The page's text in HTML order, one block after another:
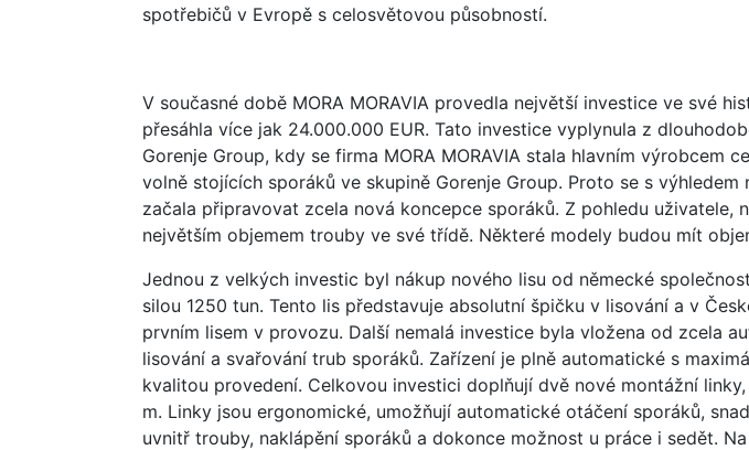
spotřebičů v Evropě s celosvětovou působností.
V současné době MORA MORAVIA provedla největší investice ve své
přesáhla více jak 24.000.000 EUR. Tato investice vyplynula z
Gorenje Group, kdy se firma MORA MORAVIA stala hlavním výrobcem
volně stojících sporáků ve skupině Gorenje Group. Proto se s výhledem
začala připravovat zcela nová koncepce sporáků. Z pohledu uživatele,
největším objemem trouby ve své třídě. Některé modely budou mít
Jednou z velkých investic byl nákup nového lisu od německé
silou 1250 tun. Tento lis představuje absolutní špičku v lisování a v
prvním lisem v provozu. Další nemalá investice byla vložena od zcela
lisování a svařování trub sporáků. Zařízení je plně automatické s
kvalitou provedení. Celkovou investici doplňují dvě nové montážní
m. Linky jsou ergonomické, umožňují automatické otáčení sporáků,
uvnitř trouby, naklápění sporáků a dokonce možnost u práce i sedět.